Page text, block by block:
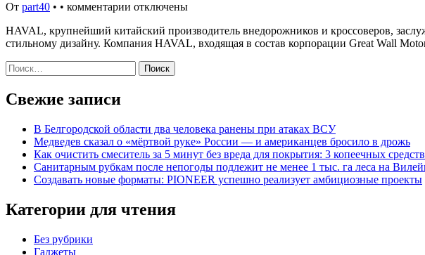
От part40 • • комментарии отключены
HAVAL, крупнейший китайский производитель внедорожников и кроссоверов,
стильному дизайну. Компания HAVAL, входящая в состав корпорации Great Wall
Найти:
Свежие записи
В Белгородской области два человека ранены при атаках ВСУ
Медведев сказал о «мёртвой руке» России — и американцев бросило в дрожь
Как очистить смеситель за 5 минут без вреда для покрытия: 3 копеечных
Санитарным рубкам после непогоды подлежит не менее 1 тыс. га леса на
Создавать новые форматы: PIONEER успешно реализует амбициозные проекты
Категории для чтения
Без рубрики
Гаджеты